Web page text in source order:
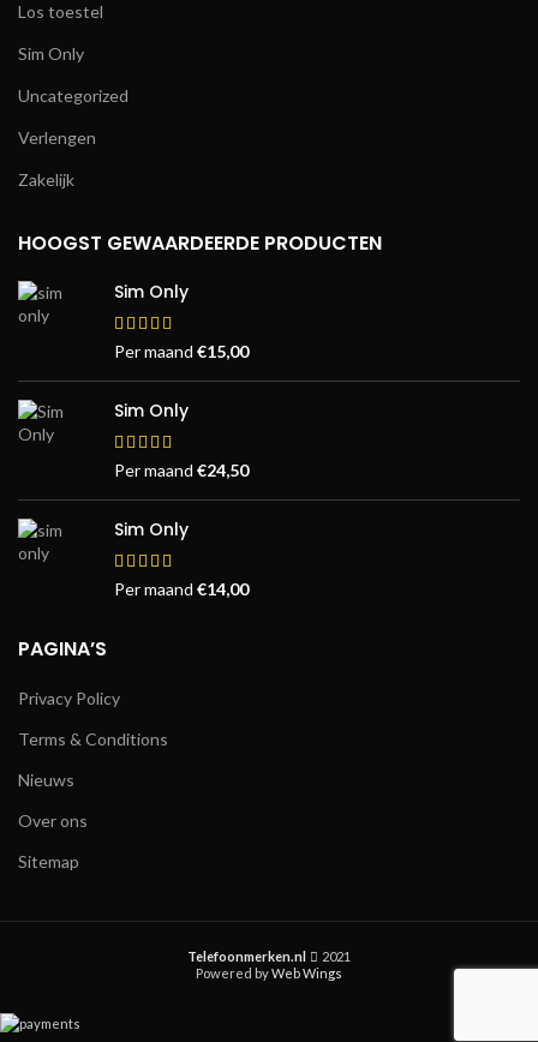
Los toestel
Sim Only
Uncategorized
Verlengen
Zakelijk
HOOGST GEWAARDEERDE PRODUCTEN
Sim Only
Per maand €15,00
Sim Only
Per maand €24,50
Sim Only
Per maand €14,00
PAGINA’S
Privacy Policy
Terms & Conditions
Nieuws
Over ons
Sitemap
Telefoonmerken.nl
2021
Powered byWeb Wings